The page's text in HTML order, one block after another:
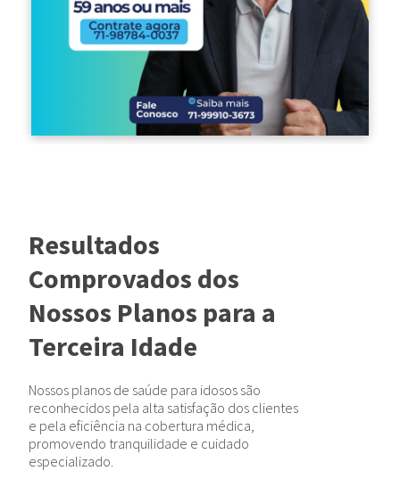
Resultados
Comprovados dos
Nossos Planos para a
Terceira Idade
Nossos planos de saúde para idosos são
reconhecidos pela alta satisfação dos clientes
e pela eficiência na cobertura médica,
promovendo tranquilidade e cuidado
especializado.